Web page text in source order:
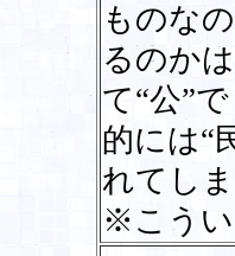
ものな
るのか
て“公”
的には“
れてし
※こうい